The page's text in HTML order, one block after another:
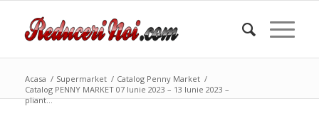
Acasa / Supermarket / Catalog Penny Market /
Catalog PENNY MARKET 07 Iunie 2023 – 13 Iunie 2023 –
pliant...